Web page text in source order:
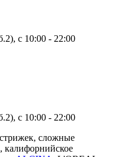
c 10:00 - 22:00
c 10:00 - 22:00
сложные
калифорнийское